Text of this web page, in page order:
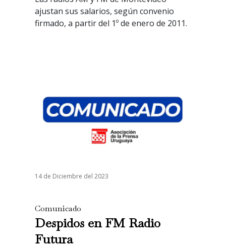
ajustan sus salarios, según convenio
firmado, a partir del 1º de enero de 2011.
14 de Diciembre del 2023
Comunicado
Despidos en FM Radio
Futura